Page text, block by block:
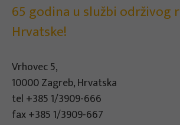
65 godina u službi održivog
Hrvatske!
Vrhovec 5,
10000 Zagreb, Hrvatska
tel +385 1/3909-666
fax +385 1/3909-667